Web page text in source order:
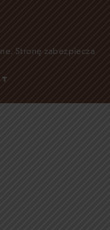
Stronę zabezpiecza